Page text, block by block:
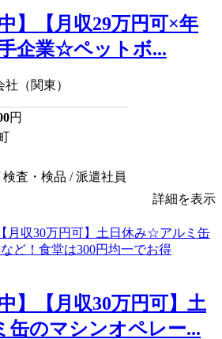
中】【月収29万円可×年
企業☆ペットボ...
（関東）
円
査・検品 / 派遣社員
詳細を表示
中】【月収30万円可】土
缶のマシンオペレー...